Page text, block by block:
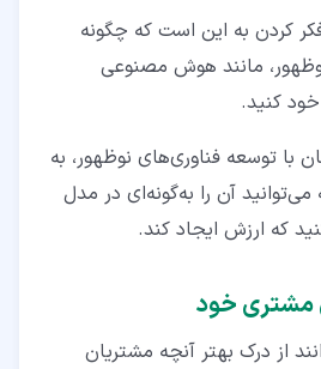
کردن به این است که چگونه
مانند هوش مصنوعی
خود کنید.
با توسعه فناوری‌های نوظهور، به
آن را به‌گونه‌ای در مدل
که ارزش ایجاد کند.
از درک بهتر آنچه مشتریان